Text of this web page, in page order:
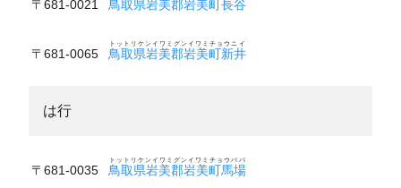
〒681-0021 鳥取県岩美郡岩美町長谷
〒681-0065 鳥取県岩美郡岩美町新井
トットリケンイワミグンイワミチョウニイ
は行
〒681-0035 鳥取県岩美郡岩美町馬場
トットリケンイワミグンイワミチョウババ